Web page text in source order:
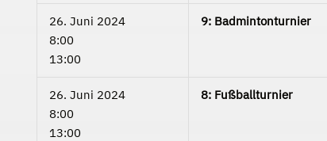
26. Juni 2024
8:00
13:00
9: Badmintonturnier
26. Juni 2024
8:00
13:00
8: Fußballturnier